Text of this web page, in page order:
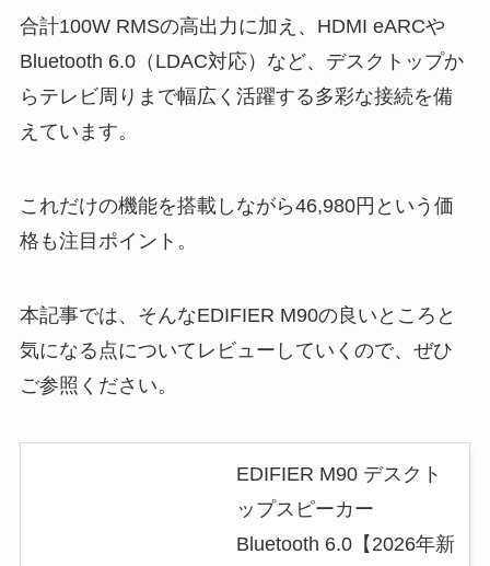
合計100W RMSの高出力に加え、HDMI eARCや
Bluetooth 6.0（LDAC対応）など、デスクトップか
らテレビ周りまで幅広く活躍する多彩な接続を備
えています。
これだけの機能を搭載しながら46,980円という価
格も注目ポイント。
本記事では、そんなEDIFIER M90の良いところと
気になる点についてレビューしていくので、ぜひ
ご参照ください。
EDIFIER M90 デスクト
ップスピーカー
Bluetooth 6.0【2026年新